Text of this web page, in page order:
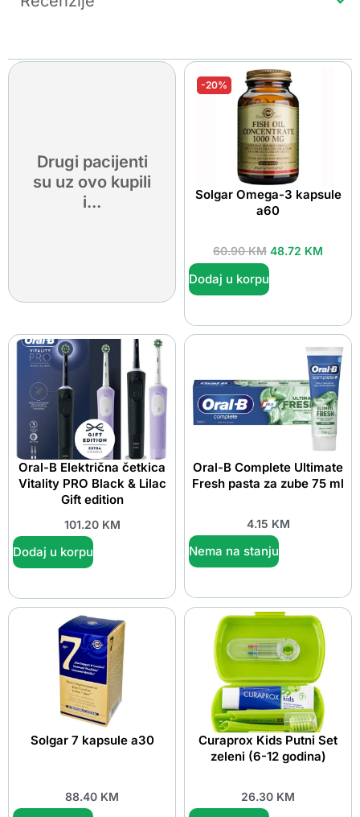
Drugi pacijenti
su uz ovo kupili
i...
-20%
Solgar Omega-3 kapsule
a60
60.90KM 48.72 KM
Dodaj u korpu
Oral-B Električna četkica
Vitality PRO Black & Lilac
Gift edition
101.20 KM
Dodaj u korpu
Oral-B Complete Ultimate
Fresh pasta za zube 75 ml
4.15 KM
Nema na stanju
Solgar 7 kapsule a30
88.40 KM
Curaprox Kids Putni Set
zeleni (6-12 godina)
26.30 KM